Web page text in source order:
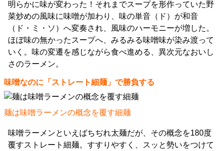
明らかに味が変わった！それまでスープを形作っていた野
菜炒めの風味に味噌が加わり、味の単音（ド）が和音
（ド・ミ・ソ）へ変奏され、風味のハーモニーが増した。
ほぼ味の無かったスープへ、みるみる味噌味が染み渡って
いく。味の変遷を感じながら食べ進める、異次元なおいし
さのラーメン。
味噌なのに「ストレート細麺」で勝負する
麺は味噌ラーメンの概念を覆す細麺
味噌ラーメンといえばちぢれ太麺だが、その概念を180度
覆すストレート細麺。すすりやすく、スッと勢いをつけて